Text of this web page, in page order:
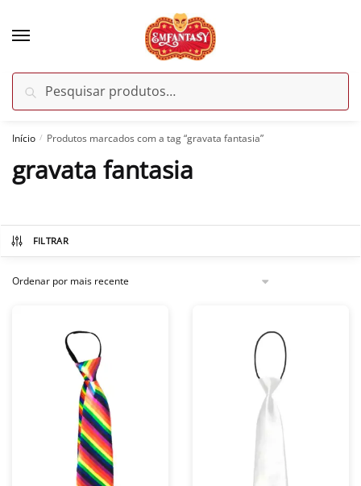
por:
Pesquisar
Início / Produtos marcados com a tag “gravata fantasia”
gravata fantasia
FILTRAR